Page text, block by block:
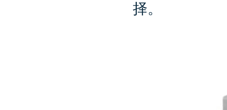
择。